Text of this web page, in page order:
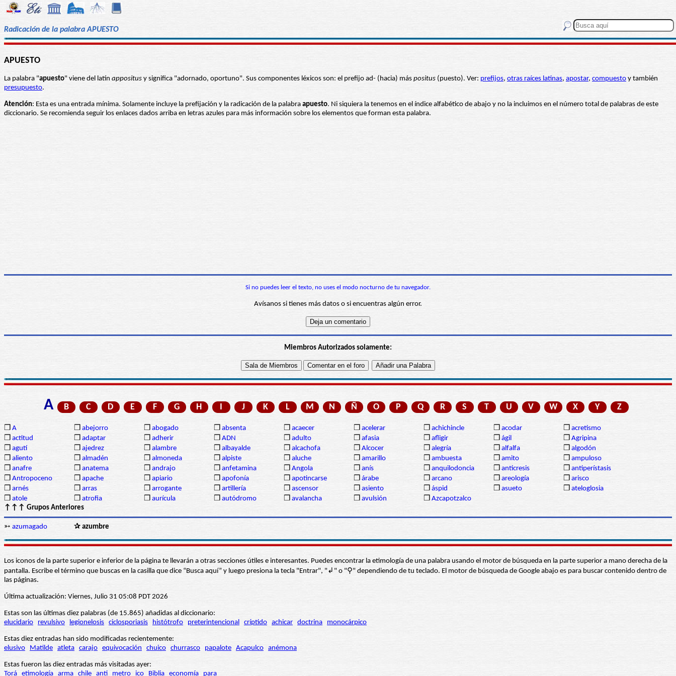
Radicación de la palabra APUESTO
APUESTO
La palabra "apuesto" viene del latín appositus y significa "adornado, oportuno". Sus componentes léxicos son: el prefijo ad- (hacia) más positus (puesto). Ver: prefijos, otras raíces latinas, apostar, compuesto y también
presupuesto.
Atención: Esta es una entrada mínima. Solamente incluye la prefijación y la radicación de la palabra apuesto. Ni siquiera la tenemos en el índice alfabético de abajo y no la incluimos en el número total de palabras de este
diccionario. Se recomienda seguir los enlaces dados arriba en letras azules para más información sobre los elementos que forman esta palabra.
Si no puedes leer el texto, no uses el modo nocturno de tu navegador.
Avísanos si tienes más datos o si encuentras algún error.
Miembros Autorizados solamente:
A B C D E F G H I J K L M N Ñ O P Q R S T U V W X Y Z
❒ A ❒ abejorro ❒ abogado ❒ absenta ❒ acaecer ❒ acelerar ❒ achichincle ❒ acodar ❒ acretismo
❒ actitud ❒ adaptar ❒ adherir ❒ ADN ❒ adulto ❒ afasia ❒ afligir ❒ ágil ❒ Agripina
❒ agutí ❒ ajedrez ❒ alambre ❒ albayalde ❒ alcachofa ❒ Alcocer ❒ alegría ❒ alfalfa ❒ algodón
❒ aliento ❒ almadén ❒ almoneda ❒ alpiste ❒ aluche ❒ amarillo ❒ ambuesta ❒ amito ❒ ampuloso
❒ anafre ❒ anatema ❒ andrajo ❒ anfetamina ❒ Angola ❒ anís ❒ anquilodoncia ❒ anticresis ❒ antiperístasis
❒ Antropoceno ❒ apache ❒ apiario ❒ apofonía ❒ apotincarse ❒ árabe ❒ arcano ❒ areología ❒ arisco
❒ arnés ❒ arras ❒ arrogante ❒ artillería ❒ ascensor ❒ asiento ❒ áspid ❒ asueto ❒ ateloglosia
❒ atole ❒ atrofia ❒ aurícula ❒ autódromo ❒ avalancha ❒ avulsión ❒ Azcapotzalco
↑↑↑ Grupos Anteriores
➳ azumagado ✰ azumbre
Los iconos de la parte superior e inferior de la página te llevarán a otras secciones útiles e interesantes. Puedes encontrar la etimología de una palabra usando el motor de búsqueda en la parte superior a mano derecha de la
pantalla. Escribe el término que buscas en la casilla que dice “Busca aquí” y luego presiona la tecla "Entrar", "↲" o "⚲" dependiendo de tu teclado. El motor de búsqueda de Google abajo es para buscar contenido dentro de
las páginas.
Última actualización: Viernes, Julio 31 05:08 PDT 2026
Estas son las últimas diez palabras (de 15.865) añadidas al diccionario:
elucidario
revulsivo legionelosis ciclosporiasis histótrofo preterintencional críptido achicar doctrina monocárpico
Estas diez entradas han sido modificadas recientemente:
elusivo
Matilde atleta carajo equivocación chuico churrasco papalote Acapulco anémona
Estas fueron las diez entradas más visitadas ayer:
Torá etimología arma chile anti metro ico Biblia economía para